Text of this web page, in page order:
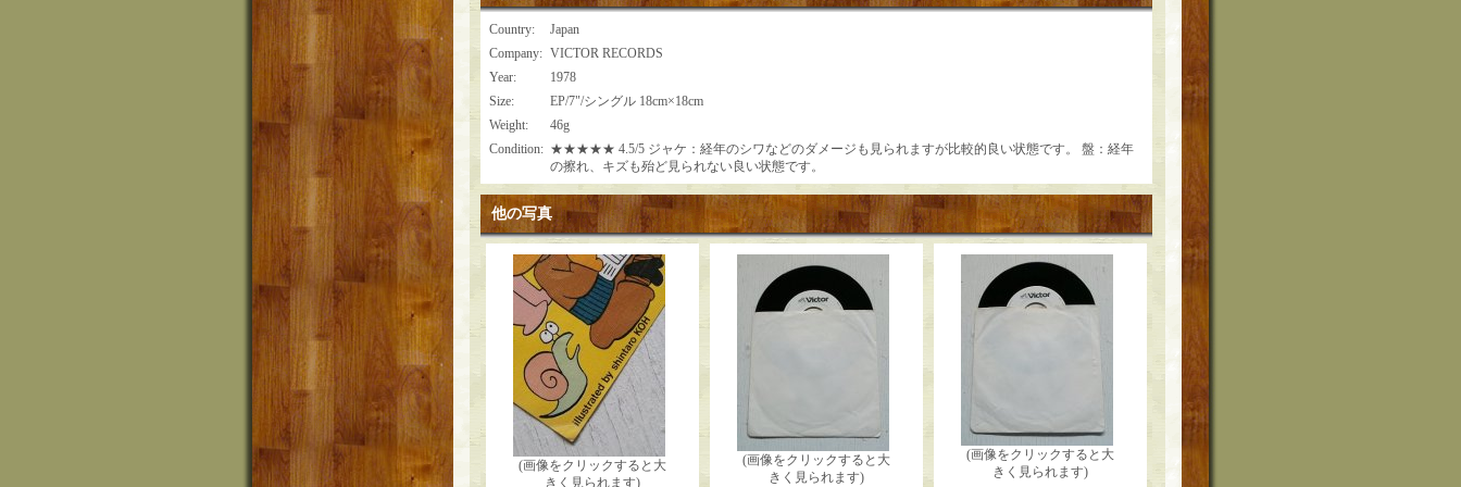
Country:
Japan
Company: VICTOR RECORDS
Year:
1978
Size:
EP/7"/シングル 18cm×18cm
Weight:
46g
Condition: ★★★★★ 4.5/5 ジャケ：経年のシワなどのダメージも見られますが比較的良い状態です。 盤：経年
の擦れ、キズも殆ど見られない良い状態です。
他の写真
(画像をクリックすると大
きく見られます)
(画像をクリックすると大
きく見られます)
(画像をクリックすると大
きく見られます)